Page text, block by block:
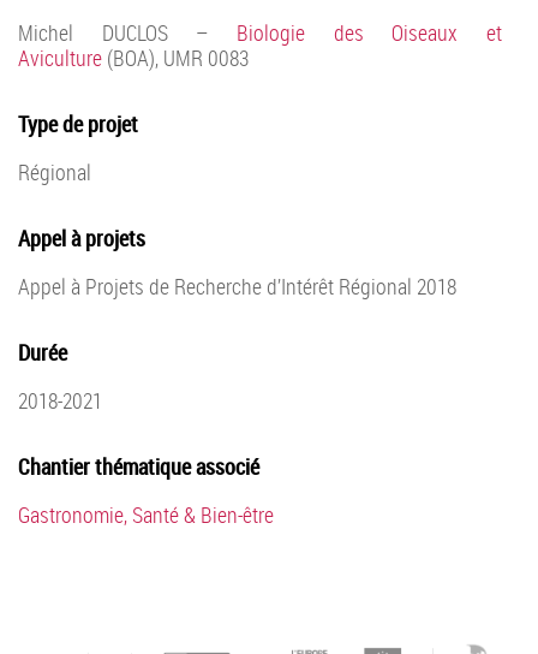
Michel DUCLOS – Biologie des Oiseaux et
Aviculture (BOA), UMR 0083
Type de projet
Régional
Appel à projets
Appel à Projets de Recherche d’Intérêt Régional 2018
Durée
2018-2021
Chantier thématique associé
Gastronomie, Santé & Bien-être